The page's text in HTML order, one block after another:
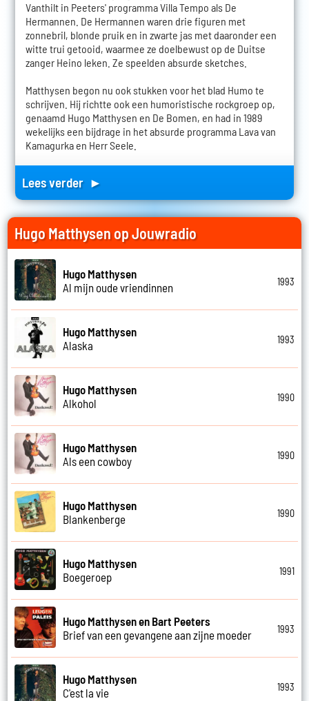
Vanthilt in Peeters' programma Villa Tempo als De
Hermannen. De Hermannen waren drie figuren met
zonnebril, blonde pruik en in zwarte jas met daaronder een
witte trui getooid, waarmee ze doelbewust op de Duitse
zanger Heino leken. Ze speelden absurde sketches.
Matthysen begon nu ook stukken voor het blad Humo te
schrijven. Hij richtte ook een humoristische rockgroep op,
genaamd Hugo Matthysen en De Bomen, en had in 1989
wekelijks een bijdrage in het absurde programma Lava van
Kamagurka en Herr Seele.
Lees verder ►
Hugo Matthysen op Jouwradio
Hugo Matthysen
Al mijn oude vriendinnen
1993
Hugo Matthysen
Alaska
1993
Hugo Matthysen
Alkohol
1990
Hugo Matthysen
Als een cowboy
1990
Hugo Matthysen
Blankenberge
1990
Hugo Matthysen
Boegeroep
1991
Hugo Matthysen en Bart Peeters
Brief van een gevangene aan zijne moeder
1993
Hugo Matthysen
C'est la vie
1993